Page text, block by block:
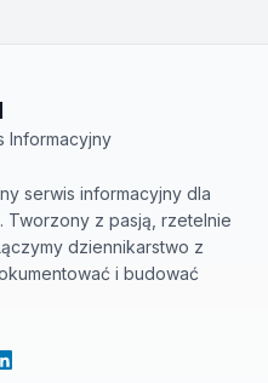
Informacyjny
serwis informacyjny dla
Tworzony z pasją, rzetelnie
dziennikarstwo z
i budować
LinkedIn